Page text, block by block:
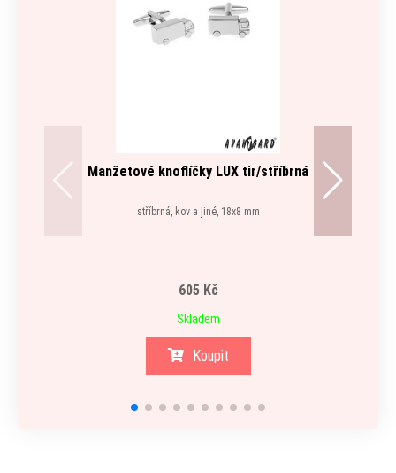
Manžetové knoflíčky LUX tir/stříbrná
stříbrná, kov a jiné, 18x8 mm
605 Kč
Skladem
Koupit